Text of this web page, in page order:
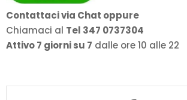
Contattaci via Chat oppure
Chiamaci al Tel 347 0737304
Attivo 7 giorni su 7 dalle ore 10 alle 22